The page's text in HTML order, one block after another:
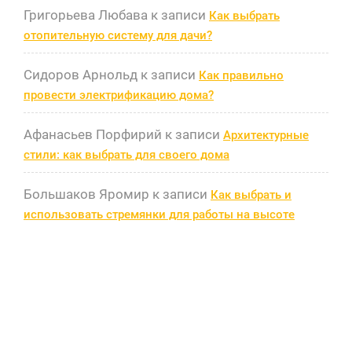
Григорьева Любава к записи Как выбрать
отопительную систему для дачи?
Сидоров Арнольд к записи Как правильно
провести электрификацию дома?
Афанасьев Порфирий к записи Архитектурные
стили: как выбрать для своего дома
Большаков Яромир к записи Как выбрать и
использовать стремянки для работы на высоте